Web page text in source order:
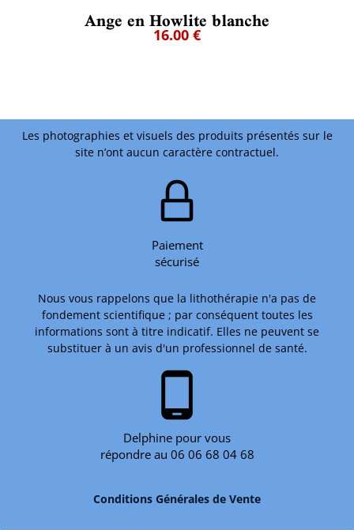
Ange en Howlite blanche
16.00 €
Les photographies et visuels des produits présentés sur le
site n’ont aucun caractère contractuel.
Paiement
sécurisé
Nous vous rappelons que la lithothérapie n'a pas de
fondement scientifique ; par conséquent toutes les
informations sont à titre indicatif. Elles ne peuvent se
substituer à un avis d'un professionnel de santé.
phone_android
Delphine pour vous
répondre au 06 06 68 04 68
Conditions Générales de Vente